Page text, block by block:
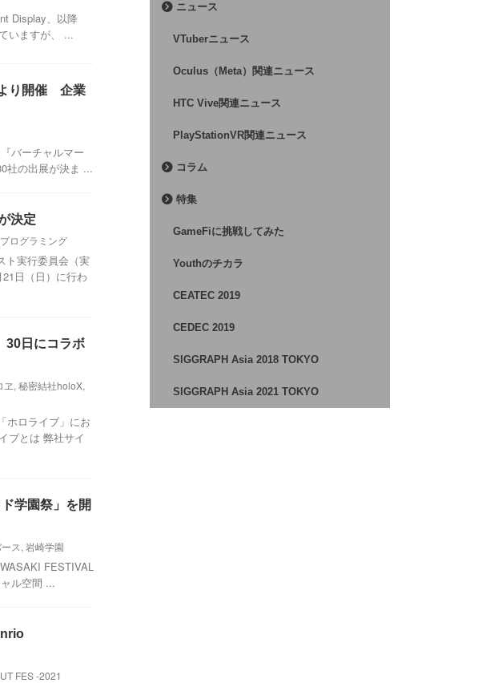
Display、以降
いますが、 ...
り開催 企業
バーチャルマー
社の出展が決ま ...
決定
プログラミング
ト実行委員会（実
日（日）に行わ
30日にコラボ
ヱ, 秘密結社holoX,
ホロライブ」にお
ブとは 弊社サイ
学園祭」を開
ス, 岩崎学園
FESTIVAL
ル空間 ...
FES -2021
ニュース
VTuberニュース
Oculus（Meta）関連ニュース
HTC Vive関連ニュース
PlayStationVR関連ニュース
コラム
特集
GameFiに挑戦してみた
Youthのチカラ
CEATEC 2019
CEDEC 2019
SIGGRAPH Asia 2018 TOKYO
SIGGRAPH Asia 2021 TOKYO